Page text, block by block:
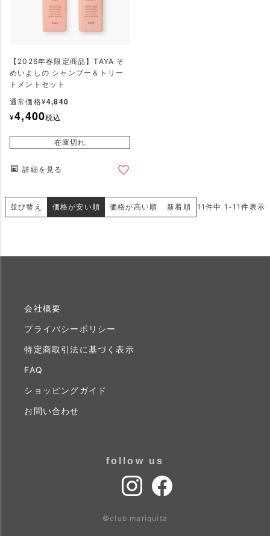
【2026年春限定商品】TAYA そ
めいよしの シャンプー＆トリー
トメントセット
通常価格¥4,840
¥4,400税込
在庫切れ
詳細を見る
並び替え 価格が安い順 価格が高い順 新着順 11 件中 1 -11件表示
会社概要
プライバシーポリシー
特定商取引法に基づく表示
FAQ
ショッピングガイド
お問い合わせ
follow us
©club mariquita